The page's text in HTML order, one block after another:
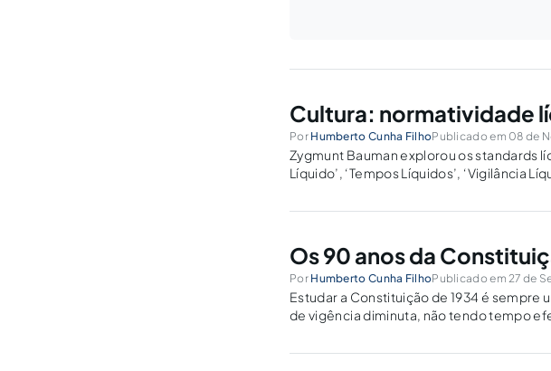
Cultura: normatividade
Por Humberto Cunha FilhoPublicado em 08 de
Zygmunt Bauman explorou os standards
Líquido’, ‘Tempos Líquidos’, ‘Vigilância
incoerência, surpresa...
Os 90 anos da
Por Humberto Cunha FilhoPublicado em 27 de
Estudar a Constituição de 1934 é sempre
de vigência diminuta, não tendo tempo